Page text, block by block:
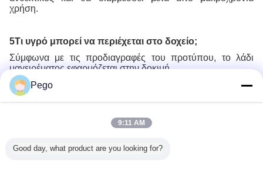
χρήση.
5Τι υγρό μπορεί να περιέχεται στο δοχείο;
Σύμφωνα με τις προδιαγραφές του προτύπου, το λάδι
μαγειρέματος εφαρμόζεται στην δοκιμή.
Recommended Products
Pego
9:11 AM
Good day, what product are you looking for?